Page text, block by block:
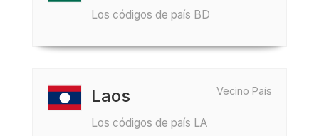
Los códigos de país BD
Vecino País
Laos
Los códigos de país LA